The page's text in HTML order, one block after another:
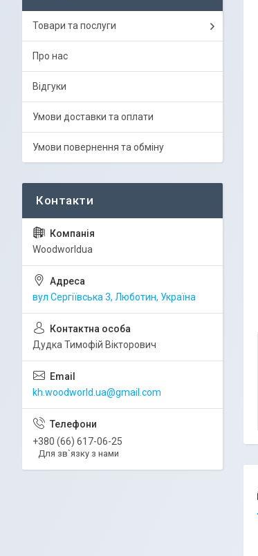
Товари та послуги
Про нас
Відгуки
Умови доставки та оплати
Умови повернення та обміну
Woodworldua
вул Сергіївська 3, Люботин, Україна
Дудка Тимофій Вікторович
kh.woodworld.ua@gmail.com
+380 (66) 617-06-25
Для зв`язку з нами